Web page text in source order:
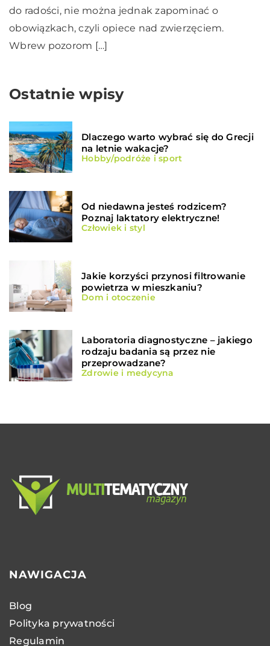
do radości, nie można jednak zapominać o
obowiązkach, czyli opiece nad zwierzęciem.
Wbrew pozorom […]
Ostatnie wpisy
Dlaczego warto wybrać się do Grecji
na letnie wakacje?
Hobby/podróże i sport
Od niedawna jesteś rodzicem?
Poznaj laktatory elektryczne!
Człowiek i styl
Jakie korzyści przynosi filtrowanie
powietrza w mieszkaniu?
Dom i otoczenie
Laboratoria diagnostyczne – jakiego
rodzaju badania są przez nie
przeprowadzane?
Zdrowie i medycyna
NAWIGACJA
Blog
Polityka prywatności
Regulamin